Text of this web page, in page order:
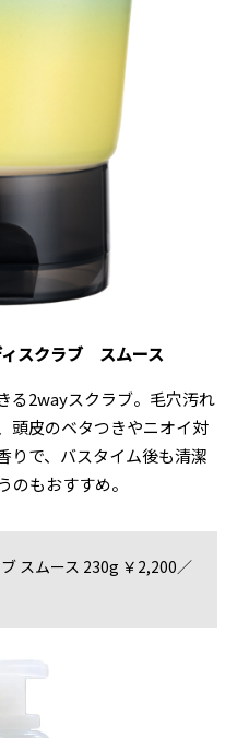
スクラブ スムース
る2wayスクラブ。毛穴汚れ
頭皮のベタつきやニオイ対
りで、バスタイム後も清潔
のもおすすめ。
スムース 230g ￥2,200／